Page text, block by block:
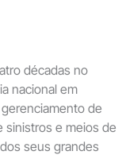
décadas no
nacional em
de
sinistros e meios de
seus grandes